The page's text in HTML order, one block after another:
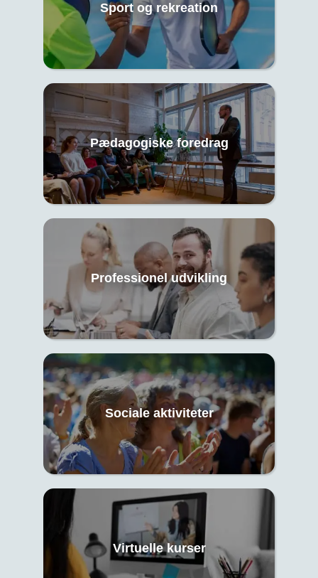
Sport og rekreation
Pædagogiske foredrag
Professionel udvikling
Sociale aktiviteter
Virtuelle kurser